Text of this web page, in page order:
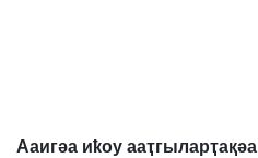
Ааигәа иҟоу ааҭгыларҭақәа